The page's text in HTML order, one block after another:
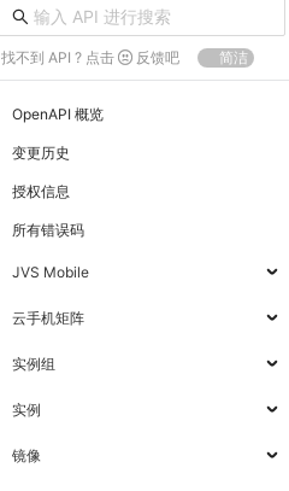
找不到 API ? 点击 反馈吧 简洁
OpenAPI 概览
变更历史
授权信息
所有错误码
JVS Mobile
云手机矩阵
实例组
实例
镜像